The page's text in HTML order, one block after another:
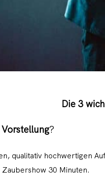
Die 3
?
qualitativ hochwertigen
30 Minuten.